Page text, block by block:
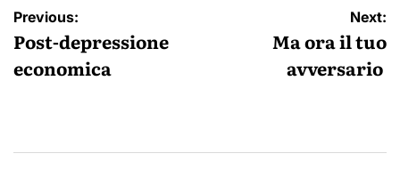
Navigazione
articoli
Previous:
Post-depressione
economica
Next:
Ma ora il tuo
avversario